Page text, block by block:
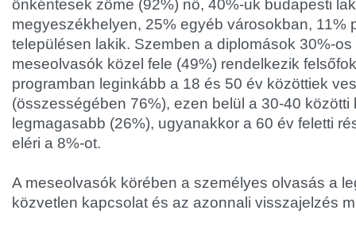
önkéntesek zöme (92%) nő, 40%-uk budapesti
megyeszékhelyen, 25% egyéb városokban, 11%
településen lakik. Szemben a diplomások 30%-
meseolvasók közel fele (49%) rendelkezik
programban leginkább a 18 és 50 év közöttiek
(összességében 76%), ezen belül a 30-40 közötti
legmagasabb (26%), ugyanakkor a 60 év feletti
eléri a 8%-ot.
A meseolvasók körében a személyes olvasás a
közvetlen kapcsolat és az azonnali visszajelzés